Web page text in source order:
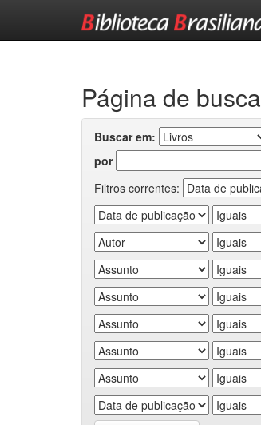
Página de busca
Buscar em:
por
Filtros correntes: